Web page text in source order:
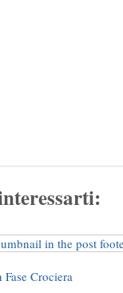
Crociera